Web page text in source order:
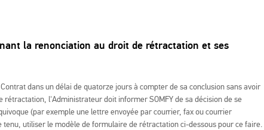
la renonciation au droit de rétractation et ses
dans un délai de quatorze jours à compter de sa conclusion sans avoir
l'Administrateur doit informer SOMFY de sa décision de se
(par exemple une lettre envoyée par courrier, fax ou courrier
utiliser le modèle de formulaire de rétractation ci-dessous pour ce faire.